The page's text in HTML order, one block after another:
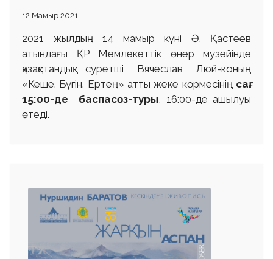
12 Мамыр 2021
2021 жылдың 14 мамыр күні Ә. Қастеев
атындағы ҚР Мемлекеттік өнер музейінде
қазақстандық суретші Вячеслав Люй-коның
«Кеше. Бүгін. Ертең» атты жеке көрмесінің сағ.
15:00-де баспасөз-туры, 16:00-де ашылуы
өтеді.